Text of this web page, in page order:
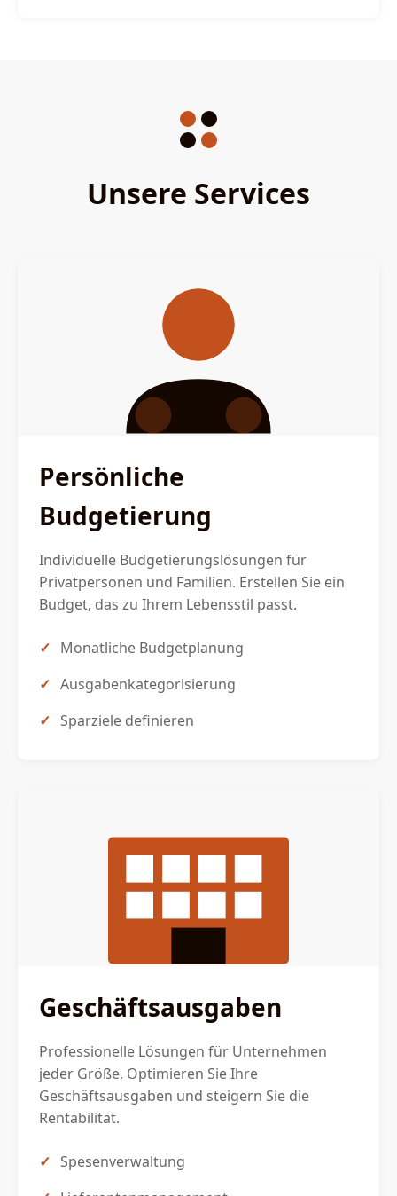
Unsere Services
Persönliche
Budgetierung
Individuelle Budgetierungslösungen für
Privatpersonen und Familien. Erstellen Sie ein
Budget, das zu Ihrem Lebensstil passt.
Monatliche Budgetplanung
Ausgabenkategorisierung
Sparziele definieren
Geschäftsausgaben
Professionelle Lösungen für Unternehmen
jeder Größe. Optimieren Sie Ihre
Geschäftsausgaben und steigern Sie die
Rentabilität.
Spesenverwaltung